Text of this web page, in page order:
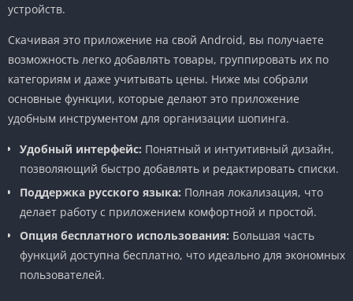
устройств.
Скачивая это приложение на свой Android, вы получаете
возможность легко добавлять товары, группировать их по
категориям и даже учитывать цены. Ниже мы собрали
основные функции, которые делают это приложение
удобным инструментом для организации шопинга.
Удобный интерфейс: Понятный и интуитивный дизайн,
позволяющий быстро добавлять и редактировать списки.
Поддержка русского языка: Полная локализация, что
делает работу с приложением комфортной и простой.
Опция бесплатного использования: Большая часть
функций доступна бесплатно, что идеально для экономных
пользователей.